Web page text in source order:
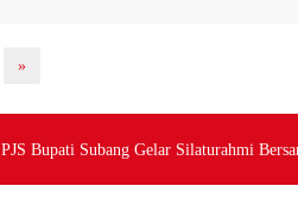
»
PJS Bupati Subang Gelar Silaturahmi